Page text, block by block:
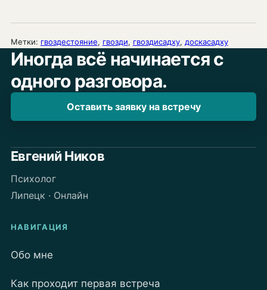
Метки: гвоздестояние, гвозди, гвоздисадху, доскасадху
Иногда всё начинается с
одного разговора.
Оставить заявку на встречу
Евгений Ников
Психолог
Липецк · Онлайн
НАВИГАЦИЯ
Обо мне
Как проходит первая встреча